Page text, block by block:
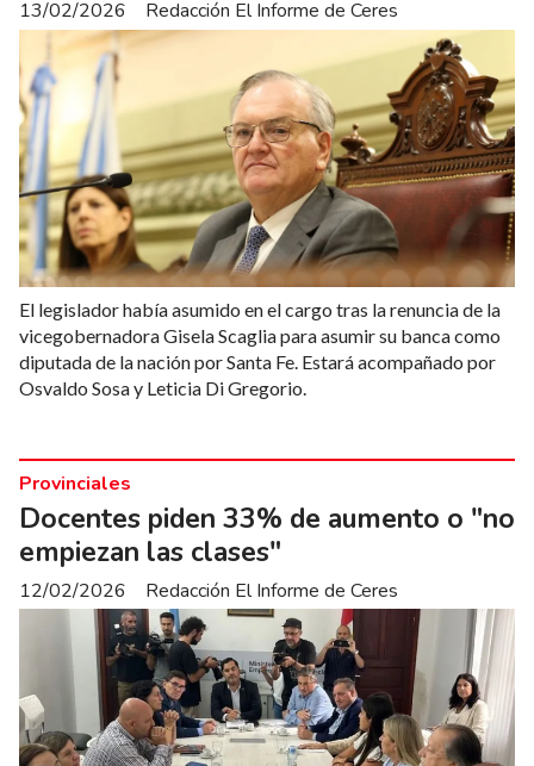
Redacción El Informe de Ceres
13/02/2026
El legislador había asumido en el cargo tras la renuncia de la
vicegobernadora Gisela Scaglia para asumir su banca como
diputada de la nación por Santa Fe. Estará acompañado por
Osvaldo Sosa y Leticia Di Gregorio.
Docentes piden 33% de aumento o "no
empiezan las clases"
Redacción El Informe de Ceres
Provinciales
12/02/2026